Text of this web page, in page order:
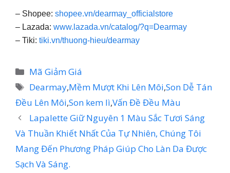
– Shopee: shopee.vn/dearmay_officialstore
– Lazada: www.lazada.vn/catalog/?q=Dearmay
– Tiki: tiki.vn/thuong-hieu/dearmay
Danh
mục
Mã Giảm Giá
Thẻ
Dearmay,Mềm Mượt Khi Lên Môi,Son Dễ Tán
Đều Lên Môi,Son kem lì,Vấn Đề Đều Màu
Lapalette Giữ Nguyên 1 Màu Sắc Tươi Sáng
Và Thuần Khiết Nhất Của Tự Nhiên, Chúng Tôi
Mang Đến Phương Pháp Giúp Cho Làn Da Được
Sạch Và Sáng.